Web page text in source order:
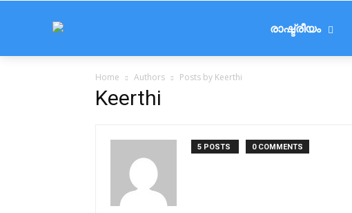
രാഷ്ട്രീയം
Home Authors Posts by Keerthi
Keerthi
5 POSTS 0 COMMENTS